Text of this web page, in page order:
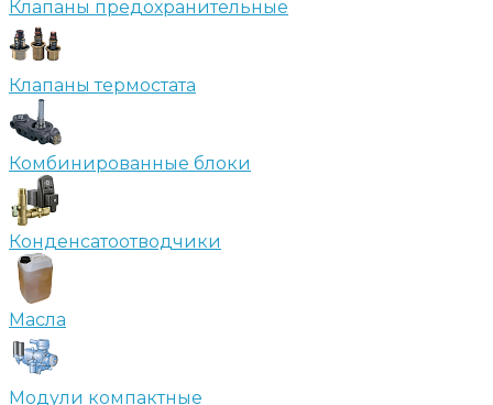
Клапаны предохранительные
Клапаны термостата
Комбинированные блоки
Конденсатоотводчики
Масла
Модули компактные